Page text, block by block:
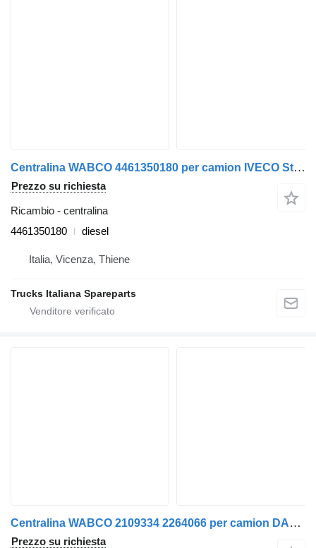
Centralina WABCO 4461350180 per camion IVECO Stralis 2003>2007
Prezzo su richiesta
Ricambio - centralina
4461350180
diesel
Italia, Vicenza, Thiene
Trucks Italiana Spareparts
Centralina WABCO 2109334 2264066 per camion DAF XF106
Prezzo su richiesta